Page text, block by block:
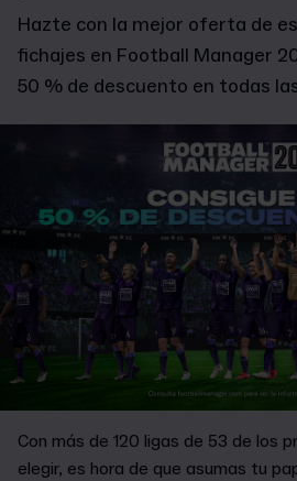
Hazte con la mejor oferta de
fichajes en Football Manager
50 % de descuento en todas
Con más de 120 ligas de 53 de los
elegir, es hora de que asumas tu